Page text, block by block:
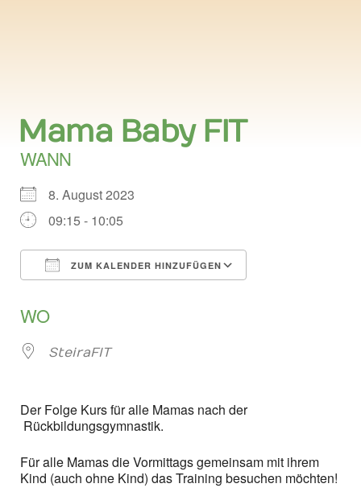
Mama Baby FIT
WANN
8. August 2023
09:15 - 10:05
ZUM KALENDER HINZUFÜGEN
WO
SteiraFIT
Der Folge Kurs für alle Mamas nach der
Rückbildungsgymnastik.
Für alle Mamas die Vormittags gemeinsam mit ihrem
Kind (auch ohne Kind) das Training besuchen möchten!